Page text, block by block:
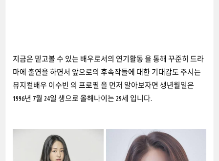
지금은 믿고볼 수 있는 배우로서의 연기활동 을 통해 꾸준히 드라
마에 출연을 하면서 앞으로의 후속작들에 대한 기대감도 주시는
뮤지컬배우 이수빈 의 프로필 을 먼저 알아보자면 생년월일은
1996년 7월 24일 생으로 올해나이는 29세 입니다.